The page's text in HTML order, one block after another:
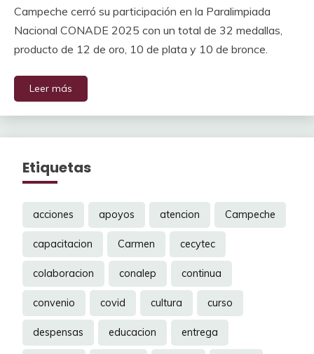
Campeche cerró su participación en la Paralimpiada
Nacional CONADE 2025 con un total de 32 medallas,
producto de 12 de oro, 10 de plata y 10 de bronce.
Leer más
Etiquetas
acciones apoyos atencion Campeche
capacitacion Carmen cecytec
colaboracion conalep continua
convenio covid cultura curso
despensas educacion entrega